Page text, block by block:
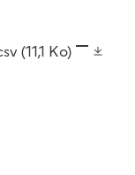
(11,1 Ko)